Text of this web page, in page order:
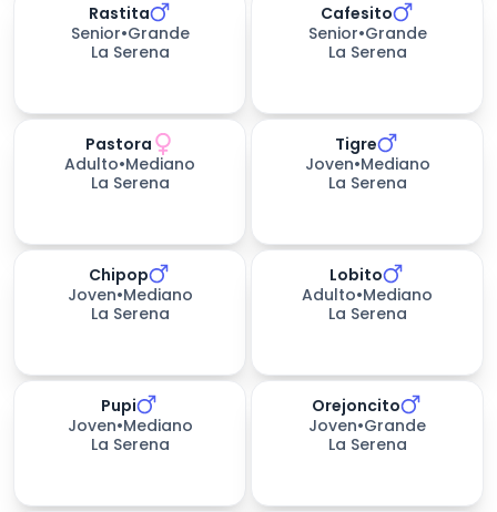
Rastita
Senior•Grande
La Serena
Cafesito
Senior•Grande
La Serena
días esperando
Pastora
Adulto•Mediano
La Serena
días esperando
Tigre
Joven•Mediano
La Serena
días esperando
Chipop
Joven•Mediano
La Serena
días esperando
Lobito
Adulto•Mediano
La Serena
días esperando
Pupi
Joven•Mediano
La Serena
días esperando
Orejoncito
Joven•Grande
La Serena